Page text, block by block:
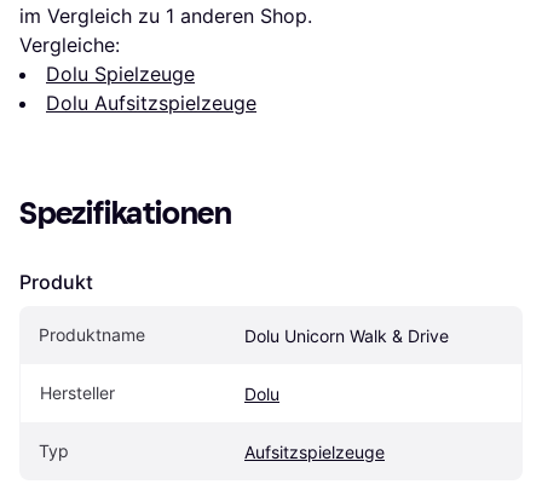
im Vergleich zu 1 anderen Shop.
Vergleiche:
Dolu Spielzeuge
Dolu Aufsitzspielzeuge
Spezifikationen
Produkt
Produktname Dolu Unicorn Walk & Drive
Hersteller Dolu
Typ Aufsitzspielzeuge